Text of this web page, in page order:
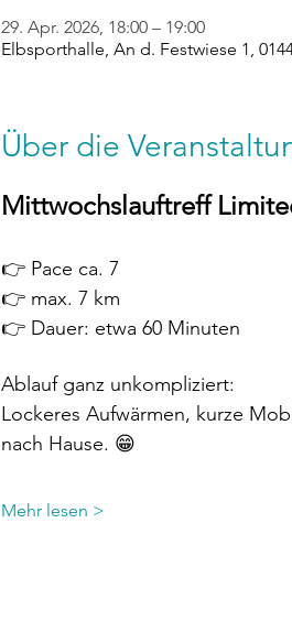
29. Apr. 2026, 18:00 – 19:00
Elbsporthalle, An d. Festwiese 1,
Über die
Mittwochslauftreff
👉 Pace ca. 7
👉 max. 7 km
👉 Dauer: etwa 60 Minuten
Ablauf ganz unkompliziert:
Lockeres Aufwärmen, kurze
nach Hause. 😁
Mehr lesen >